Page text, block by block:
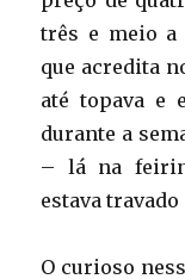
três e meio a
que acredita
até topava e
durante a
– lá na
estava
O curioso